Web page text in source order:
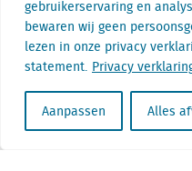
gebruikerservaring en
bewaren wij geen
lezen in onze privacy
statement. Privacy
Aanpassen Alles
Cantersteen 47
1000 Brussel